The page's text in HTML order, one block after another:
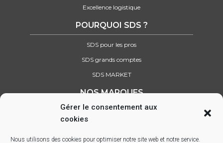
Gérer le consentement aux
cookies
Nous utilisons des cookies pour optimiser notre site web et notre service.
Excellence logistique
POURQUOI SDS ?
SDS pour les pros
SDS grands comptes
SDS MARKET
NOS MARQUES
Retrouvez tous nos partenaires